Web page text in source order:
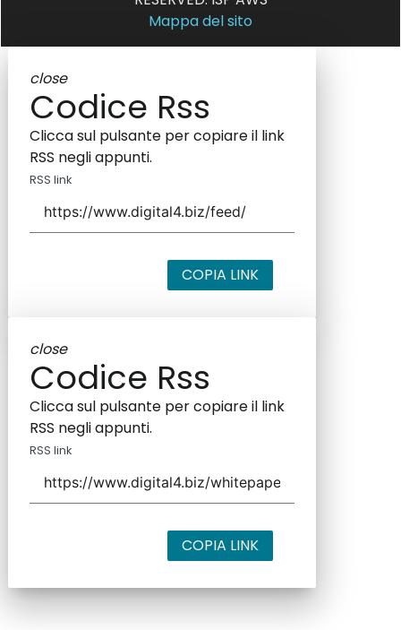
Mappa del sito
close
Codice Rss
Clicca sul pulsante per copiare il link
RSS negli appunti.
RSS link
COPIA LINK
close
Codice Rss
Clicca sul pulsante per copiare il link
RSS negli appunti.
RSS link
COPIA LINK